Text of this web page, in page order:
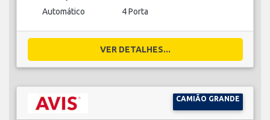
Automático 4 Porta
VER DETALHES...
CAMIÃO GRANDE